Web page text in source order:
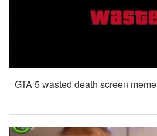
GTA 5 wasted death screen meme